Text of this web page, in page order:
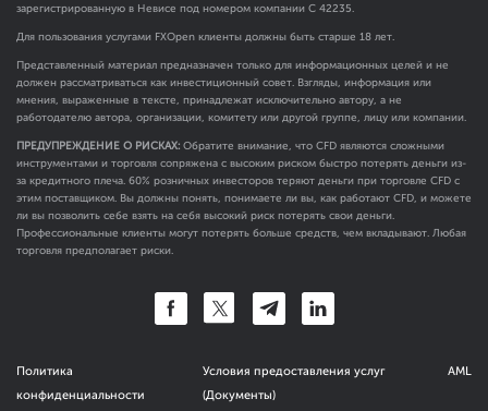
зарегистрированную в Невисе под номером компании C 42235.
Для пользования услугами FXOpen клиенты должны быть старше 18 лет.
Представленный материал предназначен только для информационных целей и не
должен рассматриваться как инвестиционный совет. Взгляды, информация или
мнения, выраженные в тексте, принадлежат исключительно автору, а не
работодателю автора, организации, комитету или другой группе, лицу или компании.
ПРЕДУПРЕЖДЕНИЕ О РИСКАХ: Обратите внимание, что CFD являются сложными
инструментами и торговля сопряжена с высоким риском быстро потерять деньги из-
за кредитного плеча. 60% розничных инвесторов теряют деньги при торговле CFD с
этим поставщиком. Вы должны понять, понимаете ли вы, как работают CFD, и можете
ли вы позволить себе взять на себя высокий риск потерять свои деньги.
Профессиональные клиенты могут потерять больше средств, чем вкладывают. Любая
торговля предполагает риски.
Политика
конфиденциальности
Условия предоставления услуг
(Документы)
AML